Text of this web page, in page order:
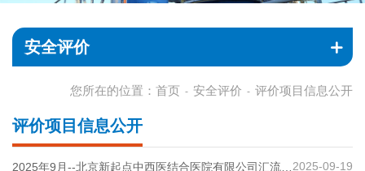
安全评价
您所在的位置： 首页 - 安全评价 - 评价项目信息公开
评价项目信息公开
2025-09-19
2025年9月--北京新起点中西医结合医院有限公司汇流排